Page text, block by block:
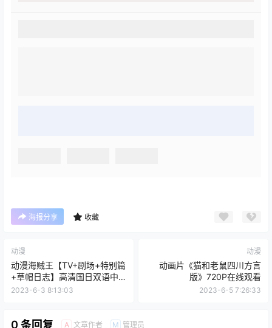
海报分享 收藏
动漫
动漫海贼王【TV+剧场+特别篇
+草帽日志】高清国日双语中
字合集
2023-6-3 8:13:03
动漫
动画片《猫和老鼠四川方言
版》720P在线观看
2023-6-5 7:26:33
0 条回复 A 文章作者 M 管理员